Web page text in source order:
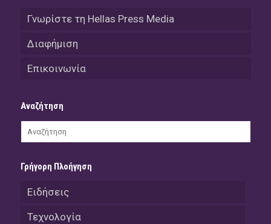
Γνωρίστε τη Hellas Press Media
Διαφήμιση
Επικοινωνία
Αναζήτηση
Γρήγορη Πλοήγηση
Ειδήσεις
Τεχνολογία